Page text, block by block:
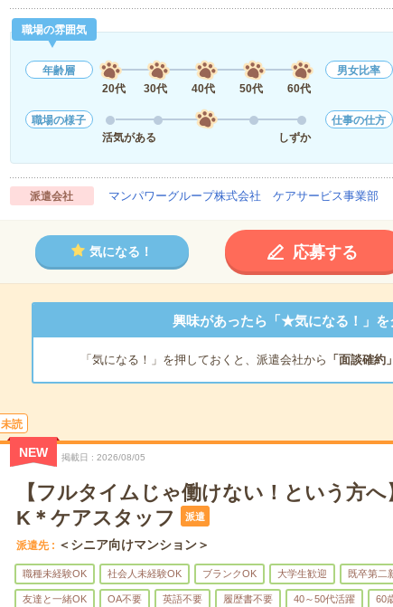
職場の雰囲気
年齢層
20代
30代 40代 50代 60代
男女比率
職場の様子
活気がある
しずか
仕事の仕方
派遣会社 マンパワーグループ株式会社 ケアサービス事業部
気になる！ 応募する
興味があったら「★気になる！」を
「気になる！」を押しておくと、派遣会社から 「面談確約」
未読
NEW 掲載日 2026/08/05
【フルタイムじゃ働けない！という方
K＊ケアスタッフ
派遣
派遣先 ＜シニア向けマンション＞
職種未経験OK 社会人未経験OK ブランクOK 大学生歓迎 既卒第二
友達と一緒OK OA不要 英語不要 履歴書不要 40～50代活躍 60